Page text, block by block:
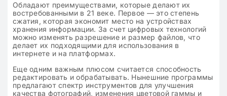
Обладают преимуществами, которые делают их
востребованными в 21 веке. Первое — это степень
сжатия, которая экономит место на устройствах
хранения информации. За счет цифровых технологий
можно изменять разрешение и размер файлов, что
делает их подходящими для использования в
интернете и на платформах.
Еще одним важным плюсом считается способность
редактировать и обрабатывать. Нынешние программы
предлагают спектр инструментов для улучшения
качества фотографий, изменения цветовой гаммы и